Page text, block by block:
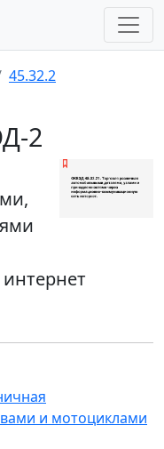
45.32.2
2
и мотоциклами